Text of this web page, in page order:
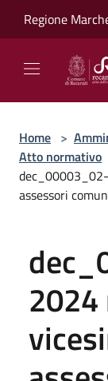
Regione
Home >
Atto normativo
assessori